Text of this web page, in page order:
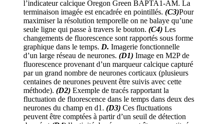
l’indicateur calcique Oregon Green BAPTA1-AM. La
terminaison imagée est encadrée en pointillés. (C3)Pour
maximiser la résolution temporelle on ne balaye qu’une
seule ligne qui passe à travers le bouton. (C4) Les
changements de fluorescence sont rapportés sous forme
graphique dans le temps. D. Imagerie fonctionnelle
d’un large réseau de neurones. (D1) Image en M2P de
fluorescence provenant d’un marqueur calcique capturé
par un grand nombre de neurones corticaux (plusieurs
centaines de neurones peuvent être suivis avec cette
méthode). (D2) Exemple de tracés rapportant la
fluctuation de fluorescence dans le temps dans deux des
neurones du champ en d1. (D3) Ces fluctuations
peuvent être comptées à partir d’un seuil de détection